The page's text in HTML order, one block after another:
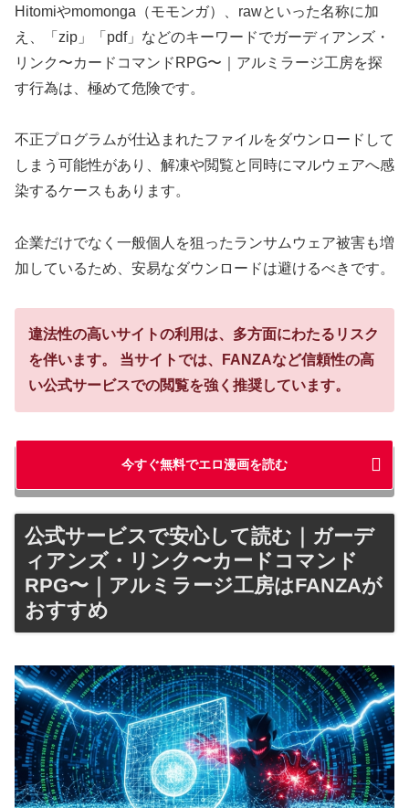
Hitomiやmomonga（モモンガ）、rawといった名称に加
え、「zip」「pdf」などのキーワードでガーディアンズ・
リンク〜カードコマンドRPG〜｜アルミラージ工房を探
す行為は、極めて危険です。
不正プログラムが仕込まれたファイルをダウンロードして
しまう可能性があり、解凍や閲覧と同時にマルウェアへ感
染するケースもあります。
企業だけでなく一般個人を狙ったランサムウェア被害も増
加しているため、安易なダウンロードは避けるべきです。
違法性の高いサイトの利用は、多方面にわたるリスク
を伴います。
当サイトでは、FANZAなど信頼性の高
い公式サービスでの閲覧を強く推奨しています。
今すぐ無料でエロ漫画を読む
公式サービスで安心して読む｜ガーデ
ィアンズ・リンク〜カードコマンド
RPG〜｜アルミラージ工房はFANZAが
おすすめ